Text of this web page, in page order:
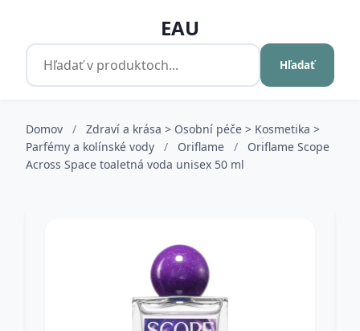
EAU
Hľadať
Domov /
Zdraví a krása > Osobní péče > Kosmetika >
Parfémy a kolínské vody
/ Oriflame /
Oriflame Scope
Across Space toaletná voda unisex 50 ml